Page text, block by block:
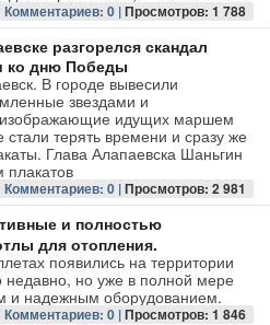
Комментариев: 0 |Просмотров: 1 788
разгорелся скандал
ко дню Победы
В городе вывесили
звездами и
изображающие идущих маршем
терять времени и сразу же
Глава Алапаевска Шаньгин
плакатов
Комментариев: 0 |Просмотров: 2 981
и полностью
для отопления.
появились на территории
недавно, но уже в полной мере
и надежным оборудованием.
Комментариев: 0 |Просмотров: 1 846